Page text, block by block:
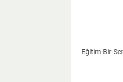
Eğitim-Bir-